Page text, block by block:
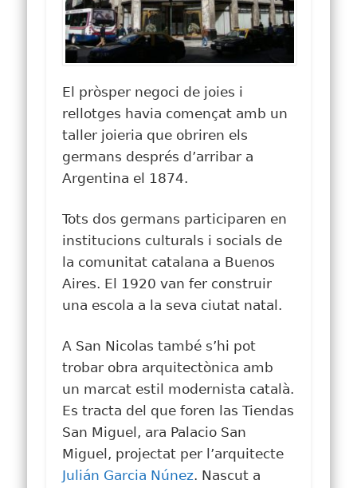
El pròsper negoci de joies i
rellotges havia començat amb un
taller joieria que obriren els
germans després d’arribar a
Argentina el 1874.
Tots dos germans participaren en
institucions culturals i socials de
la comunitat catalana a Buenos
Aires. El 1920 van fer construir
una escola a la seva ciutat natal.
A San Nicolas també s’hi pot
trobar obra arquitectònica amb
un marcat estil modernista català.
Es tracta del que foren las Tiendas
San Miguel, ara Palacio San
Miguel, projectat per l’arquitecte
Julián Garcia Núnez. Nascut a